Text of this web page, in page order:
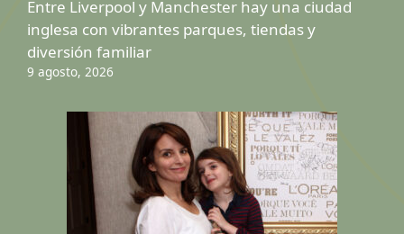
Entre Liverpool y Manchester hay una ciudad
inglesa con vibrantes parques, tiendas y
diversión familiar
9 agosto, 2026